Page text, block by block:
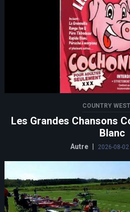
COUNTRY
Les Grandes Chansons
Blanc
Autre 2026-08-